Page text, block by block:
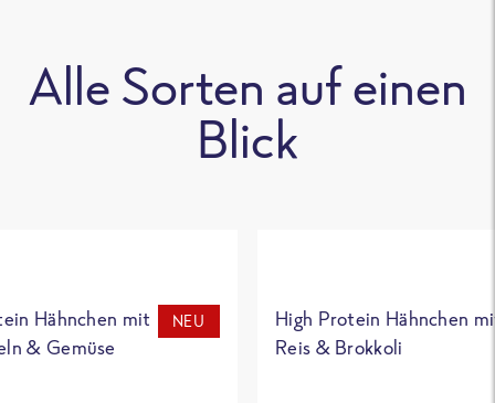
Alle Sorten auf einen
Blick
Hähnchen mit
& Gemüse
NEU
High Protein Hähnchen
Reis & Brokkoli